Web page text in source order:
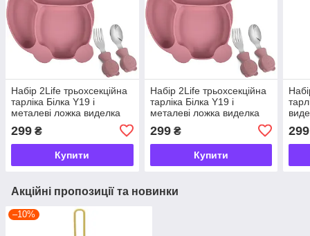
Набір 2Life трьохсекційна
тарліка Білка Y19 і
металеві ложка виделка
299 ₴
Купити
Набір 2Life трьохсекційна
тарліка Білка Y19 і
металеві ложка виделка
299₴
Купити
299
Акційні пропозиції та новинки
–10%